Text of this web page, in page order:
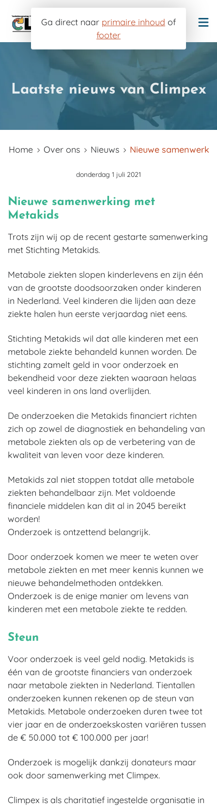
Ga direct naar primaire inhoud of
footer
Container vol?
Scholen en verenigingen
Particulieren
Onze inzamelpunten
Over ons
Missie en visie
Stichtingen en goede doelen
Nieuws
Contact
Laatste nieuws van Climpex
Home Over ons Nieuws
donderdag 1 juli 2021
Nieuwe samenwerking met
Metakids
Trots zijn wij op de recent gestarte samenwerking
met Stichting Metakids.
Metabole ziekten slopen kinderlevens en zijn één
van de grootste doodsoorzaken onder kinderen
in Nederland. Veel kinderen die lijden aan deze
ziekte halen hun eerste verjaardag niet eens.
Stichting Metakids wil dat alle kinderen met een
metabole ziekte behandeld kunnen worden. De
stichting zamelt geld in voor onderzoek en
bekendheid voor deze ziekten waaraan helaas
veel kinderen in ons land overlijden.
De onderzoeken die Metakids financiert richten
zich op zowel de diagnostiek en behandeling van
metabole ziekten als op de verbetering van de
kwaliteit van leven voor deze kinderen.
Metakids zal niet stoppen totdat alle metabole
ziekten behandelbaar zijn. Met voldoende
financiele middelen kan dit al in 2045 bereikt
worden!
Onderzoek is ontzettend belangrijk.
Door onderzoek komen we meer te weten over
metabole ziekten en met meer kennis kunnen we
nieuwe behandelmethoden ontdekken.
Onderzoek is de enige manier om levens van
kinderen met een metabole ziekte te redden.
Steun
Voor onderzoek is veel geld nodig. Metakids is
één van de grootste financiers van onderzoek
naar metabole ziekten in Nederland. Tientallen
onderzoeken kunnen rekenen op de steun van
Metakids. Metabole onderzoeken duren twee tot
vier jaar en de onderzoekskosten variëren tussen
de € 50.000 tot € 100.000 per jaar!
Onderzoek is mogelijk dankzij donateurs maar
ook door samenwerking met Climpex.
Climpex is als charitatief ingestelde organisatie in